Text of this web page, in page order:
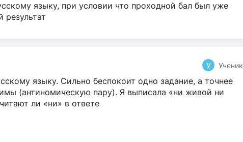
языку, при условии что проходной бал был уже
результат
У Ученик
языку. Сильно беспокоит одно задание, а точнее
(антиномическую пару). Я выписала «ни живой ни
ли «ни» в ответе